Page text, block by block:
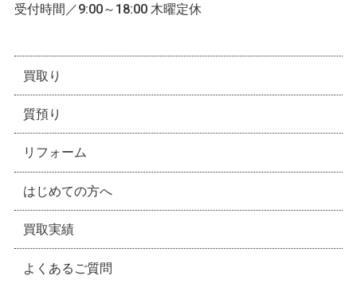
受付時間／9:00～18:00 木曜定休
買取り
質預り
リフォーム
はじめての方へ
買取実績
よくあるご質問